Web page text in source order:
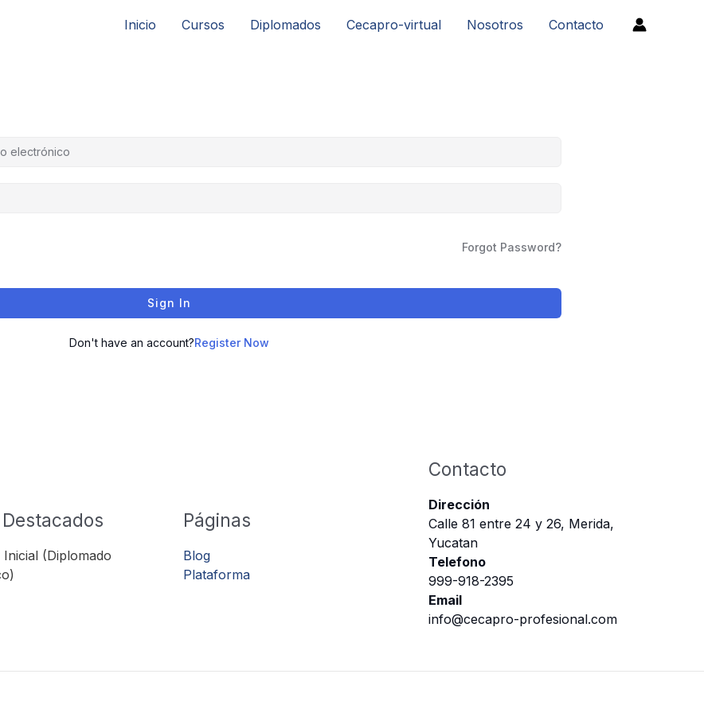
Inicio Cursos Diplomados Cecapro-virtual Nosotros Contacto
Forgot Password?
Sign In
Don't have an account?Register Now
Inicial (Diplomado
Páginas
Blog
Plataforma
Contacto
Dirección
Calle 81 entre 24 y 26, Merida,
Yucatan
Telefono
999-918-2395
Email
info@cecapro-profesional.com